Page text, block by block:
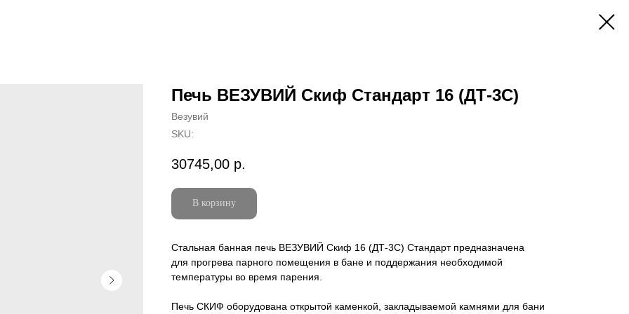
Печь ВЕЗУВИЙ Скиф Стандарт 16 (ДТ-3С)
Везувий
SKU:
30745,00 р.
В корзину
Стальная банная печь ВЕЗУВИЙ Скиф 16 (ДТ-3С) Стандарт предназначена
для прогрева парного помещения в бане и поддержания необходимой
температуры во время парения.
Печь СКИФ оборудована открытой каменкой, закладываемой камнями для бани